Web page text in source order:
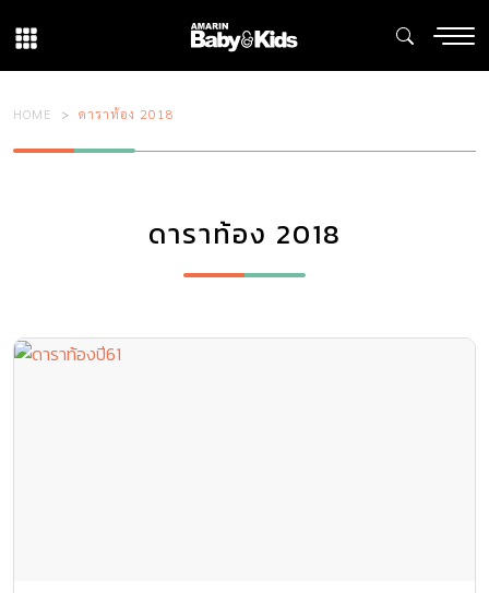
HOME ดาราท้อง 2018
ดาราท้อง 2018